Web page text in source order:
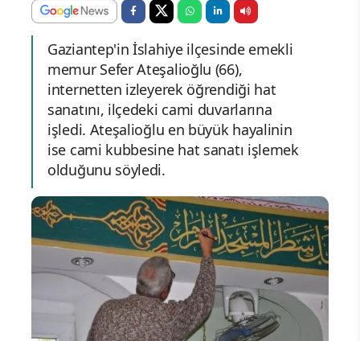
Gaziantep'in İslahiye ilçesinde emekli
memur Sefer Ateşalioğlu (66),
internetten izleyerek öğrendiği hat
sanatını, ilçedeki cami duvarlarına
işledi. Ateşalioğlu en büyük hayalinin
ise cami kubbesine hat sanatı işlemek
olduğunu söyledi.